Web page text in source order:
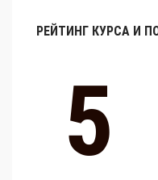
РЕЙТИНГ КУРСА И
5